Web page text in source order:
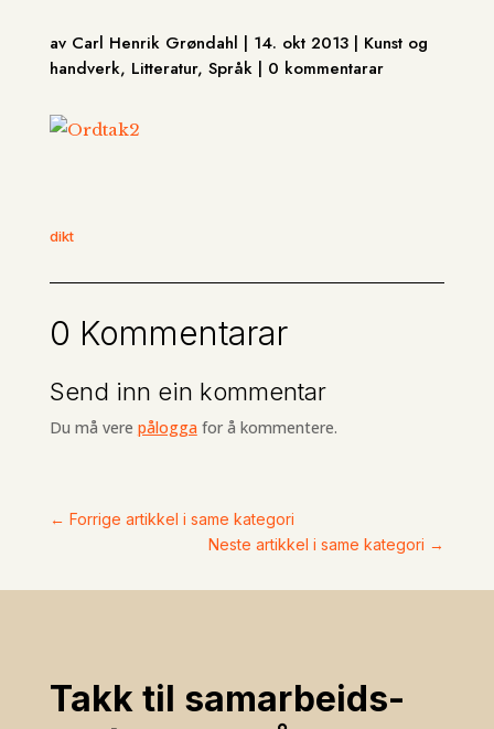
av Carl Henrik Grøndahl | 14. okt 2013 | Kunst og
handverk, Litteratur, Språk | 0 kommentarar
dikt
0 Kommentarar
Send inn ein kommentar
Du må vere påloggafor å kommentere.
← Forrige artikkel i same kategori
Neste artikkel i same kategori →
Takk til samarbeids­